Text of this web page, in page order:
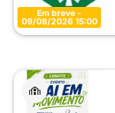
Em breve -
09/08/2026 15:00